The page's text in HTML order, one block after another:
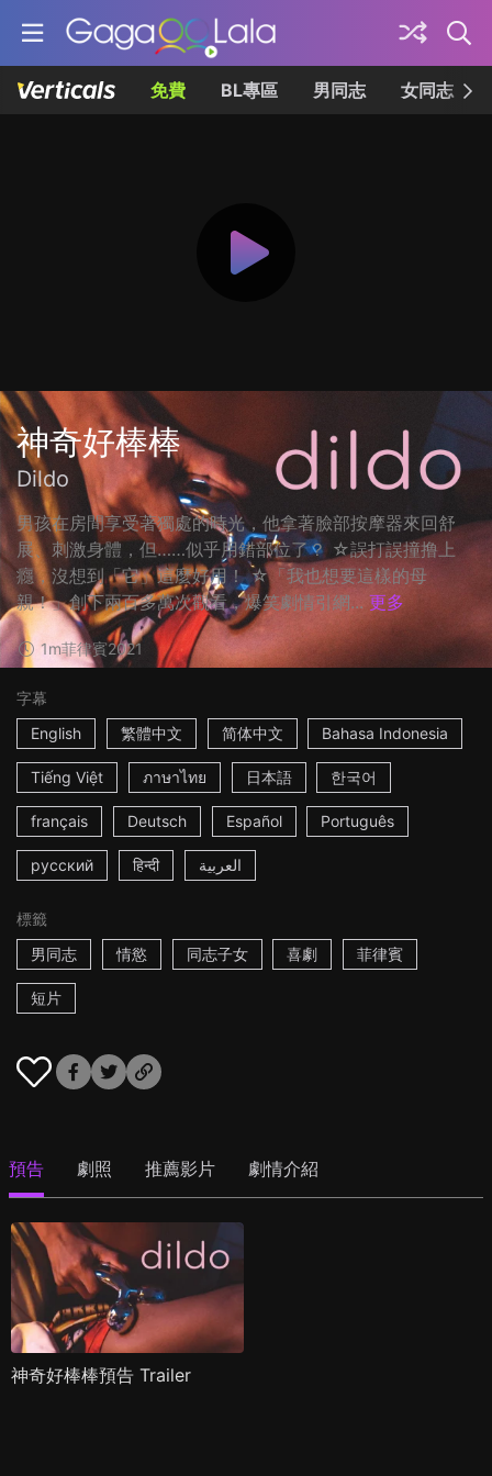
免費 BL專區 男同志 女同志
神奇好棒棒
Dildo
男孩在房間享受著獨處的時光，他拿著臉部按摩器來回舒
展、刺激身體，但……似乎用錯部位了？ ☆誤打誤撞撸上
癮，沒想到「它」這麼好用！ ☆「我也想要這樣的母
親！」創下兩百多萬次觀看，爆笑劇情引網... 更多
1m菲律賓2021
字幕
English
繁體中文 简体中文 Bahasa Indonesia
Tiếng Việt ภาษาไทย 日本語 한국어
français Deutsch Español Português
русский हिन्दी العربية
標籤
男同志
情慾 同志子女 喜劇 菲律賓
短片
預告 劇照 推薦影片 劇情介紹
神奇好棒棒預告 Trailer